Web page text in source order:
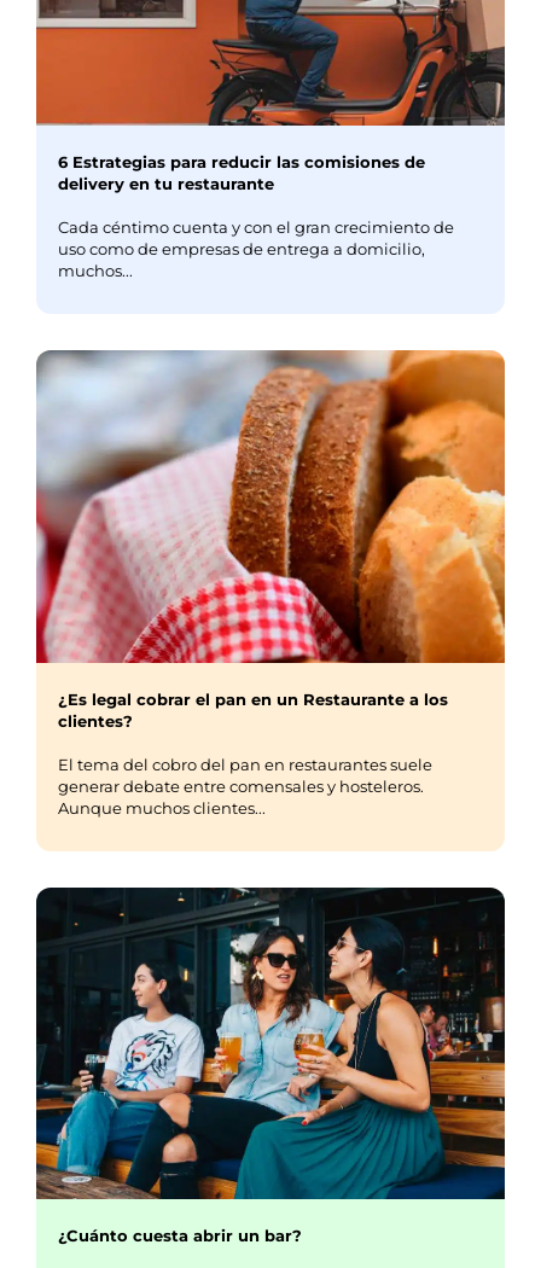
6 Estrategias para reducir las comisiones de
delivery en tu restaurante
Cada céntimo cuenta y con el gran crecimiento de
uso como de empresas de entrega a domicilio,
muchos...
¿Es legal cobrar el pan en un Restaurante a los
clientes?
El tema del cobro del pan en restaurantes suele
generar debate entre comensales y hosteleros.
Aunque muchos clientes...
¿Cuánto cuesta abrir un bar?